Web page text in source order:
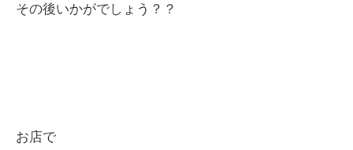
その後いかがでしょう？？
お店で